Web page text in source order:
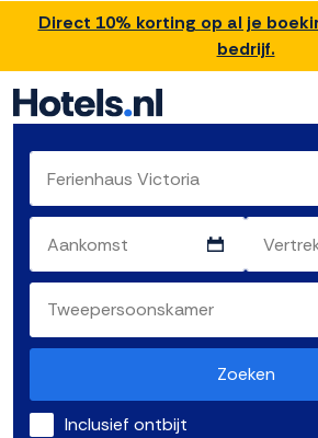
Direct 10% korting op al je
bedrijf.
Zoeken
Inclusief ontbijt